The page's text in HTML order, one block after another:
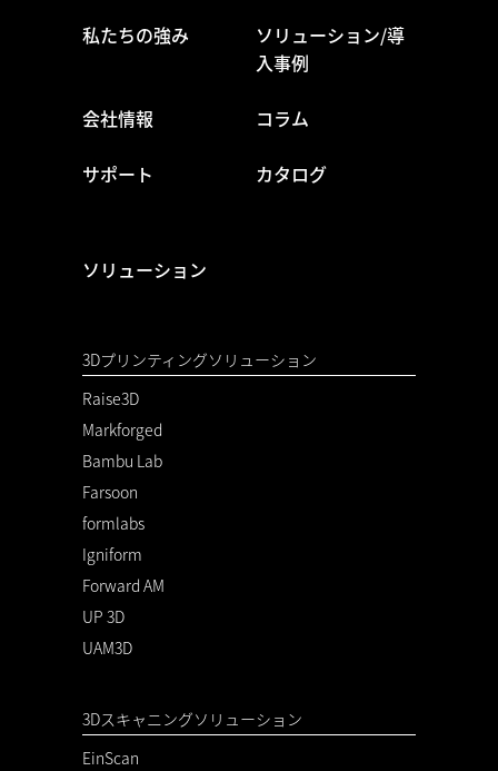
私たちの強み
ソリューション/導
入事例
会社情報 コラム
サポート カタログ
ソリューション
3Dプリンティングソリューション
Raise3D
Markforged
Bambu Lab
Farsoon
formlabs
Igniform
Forward AM
UP 3D
UAM3D
3Dスキャニングソリューション
EinScan